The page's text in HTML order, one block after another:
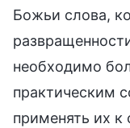
Божьи слова,
необходимо
практическим
применять их